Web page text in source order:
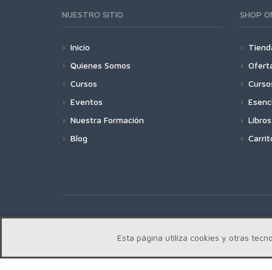
NUESTRO SITIO
Inicio
Quienes Somos
Cursos
Eventos
Nuestra Formación
Blog
SHOP
Libros
Copyright | Centro Edward Bach © 2018
Esta página utiliza cookies y otras